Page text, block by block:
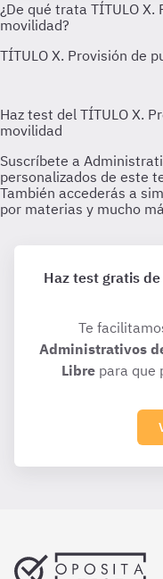
Haz test gratis
Te
Administrativos
Librepara que